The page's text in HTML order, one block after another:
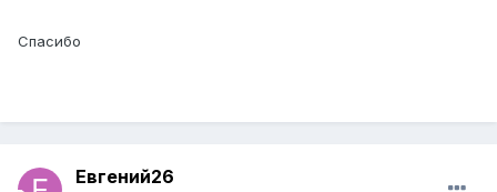
Спасибо
Евгений26